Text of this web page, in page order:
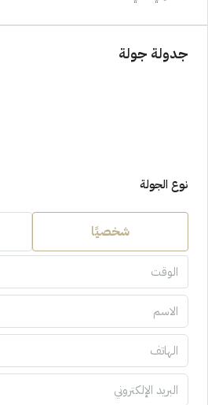
جدولة جولة
نوع الجولة
شخصيًا
الوقت